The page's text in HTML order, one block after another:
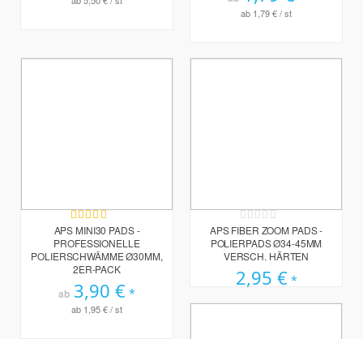
ab 1,79 €/ st
Bewertung:
98%
APS MINI30 PADS -
PROFESSIONELLE
POLIERSCHWÄMME Ø30MM,
2ER-PACK
ab 3,90 €
ab 1,95 €/ st
Rating:
0%
APS FIBER ZOOM PADS -
POLIERPADS Ø34-45MM
VERSCH. HÄRTEN
2,95 €